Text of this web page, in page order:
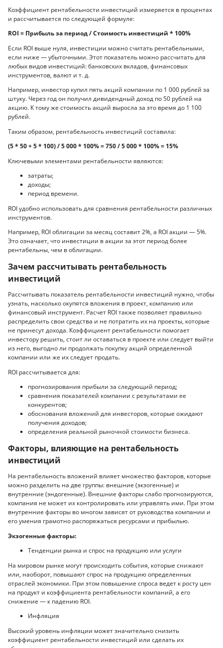
Коэффициент рентабельности инвестиций измеряется в процентах
и рассчитывается по следующей формуле:
ROI = Прибыль за период / Стоимость инвестиций * 100%
Если ROI выше нуля, инвестиции можно считать рентабельными,
если ниже — убыточными. Этот показатель можно рассчитать для
любых видов инвестиций: банковских вкладов, финансовых
инструментов, валют и т. д.
Например, инвестор купил пять акций компании по 1 000 рублей за
штуку. Через год он получил дивидендный доход по 50 рублей на
акцию. К тому же стоимость акций выросла за это время до 1 100
рублей.
Таким образом, рентабельность инвестиций составила:
(5 * 50 + 5 * 100) / 5 000 * 100% = 750 / 5 000 * 100% = 15%
Ключевыми элементами рентабельности являются:
затраты;
доходы;
период времени.
ROI удобно использовать для сравнения рентабельности различных
инструментов.
Например, ROI облигации за месяц составит 2%, а ROI акции — 5%.
Это означает, что инвестиции в акции за этот период более
рентабельны, чем в облигации.
Зачем рассчитывать рентабельность
инвестиций
Рассчитывать показатель рентабельности инвестиций нужно, чтобы
узнать, насколько окупятся вложения в проект, компанию или
финансовый инструмент. Расчет ROI также позволяет правильно
распределить свои средства и не потратить их на проекты, которые
не принесут дохода. Коэффициент рентабельности помогает
инвестору решить, стоит ли оставаться в проекте или следует выйти
из него, выгодно ли продолжать покупку акций определенной
компании или же их следует продать.
ROI рассчитывается для:
прогнозирования прибыли за следующий период;
сравнения показателей компании с результатами ее
конкурентов;
обоснования вложений для инвесторов, которые ожидают
получения доходов;
определения реальной рыночной стоимости бизнеса.
Факторы, влияющие на рентабельность
инвестиций
На рентабельность вложений влияет множество факторов, которые
можно разделить на две группы: внешние (экзогенные) и
внутренние (эндогенные). Внешние факторы слабо прогнозируются,
компания не может их контролировать или управлять ими. При этом
внутренние факторы во многом зависят от руководства компании и
его умения грамотно распоряжаться ресурсами и прибылью.
Экзогенные факторы:
Тенденции рынка и спрос на продукцию или услуги
На мировом рынке могут происходить события, которые снижают
или, наоборот, повышают спрос на продукцию определенных
отраслей экономики. При этом повышение спроса ведет к росту цен
на продукт и коэффициента рентабельности компаний, а его
снижение — к падению ROI.
Инфляция
Высокий уровень инфляции может значительно снизить
коэффициент рентабельности инвестиций или сделать их